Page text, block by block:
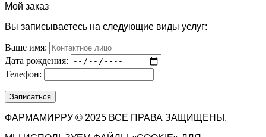
Мой заказ
Вы записываетесь на следующие виды услуг:
Ваше имя:
Дата рождения:
Телефон:
ФАРМАМИРРУ © 2025 ВСЕ ПРАВА ЗАЩИЩЕНЫ.